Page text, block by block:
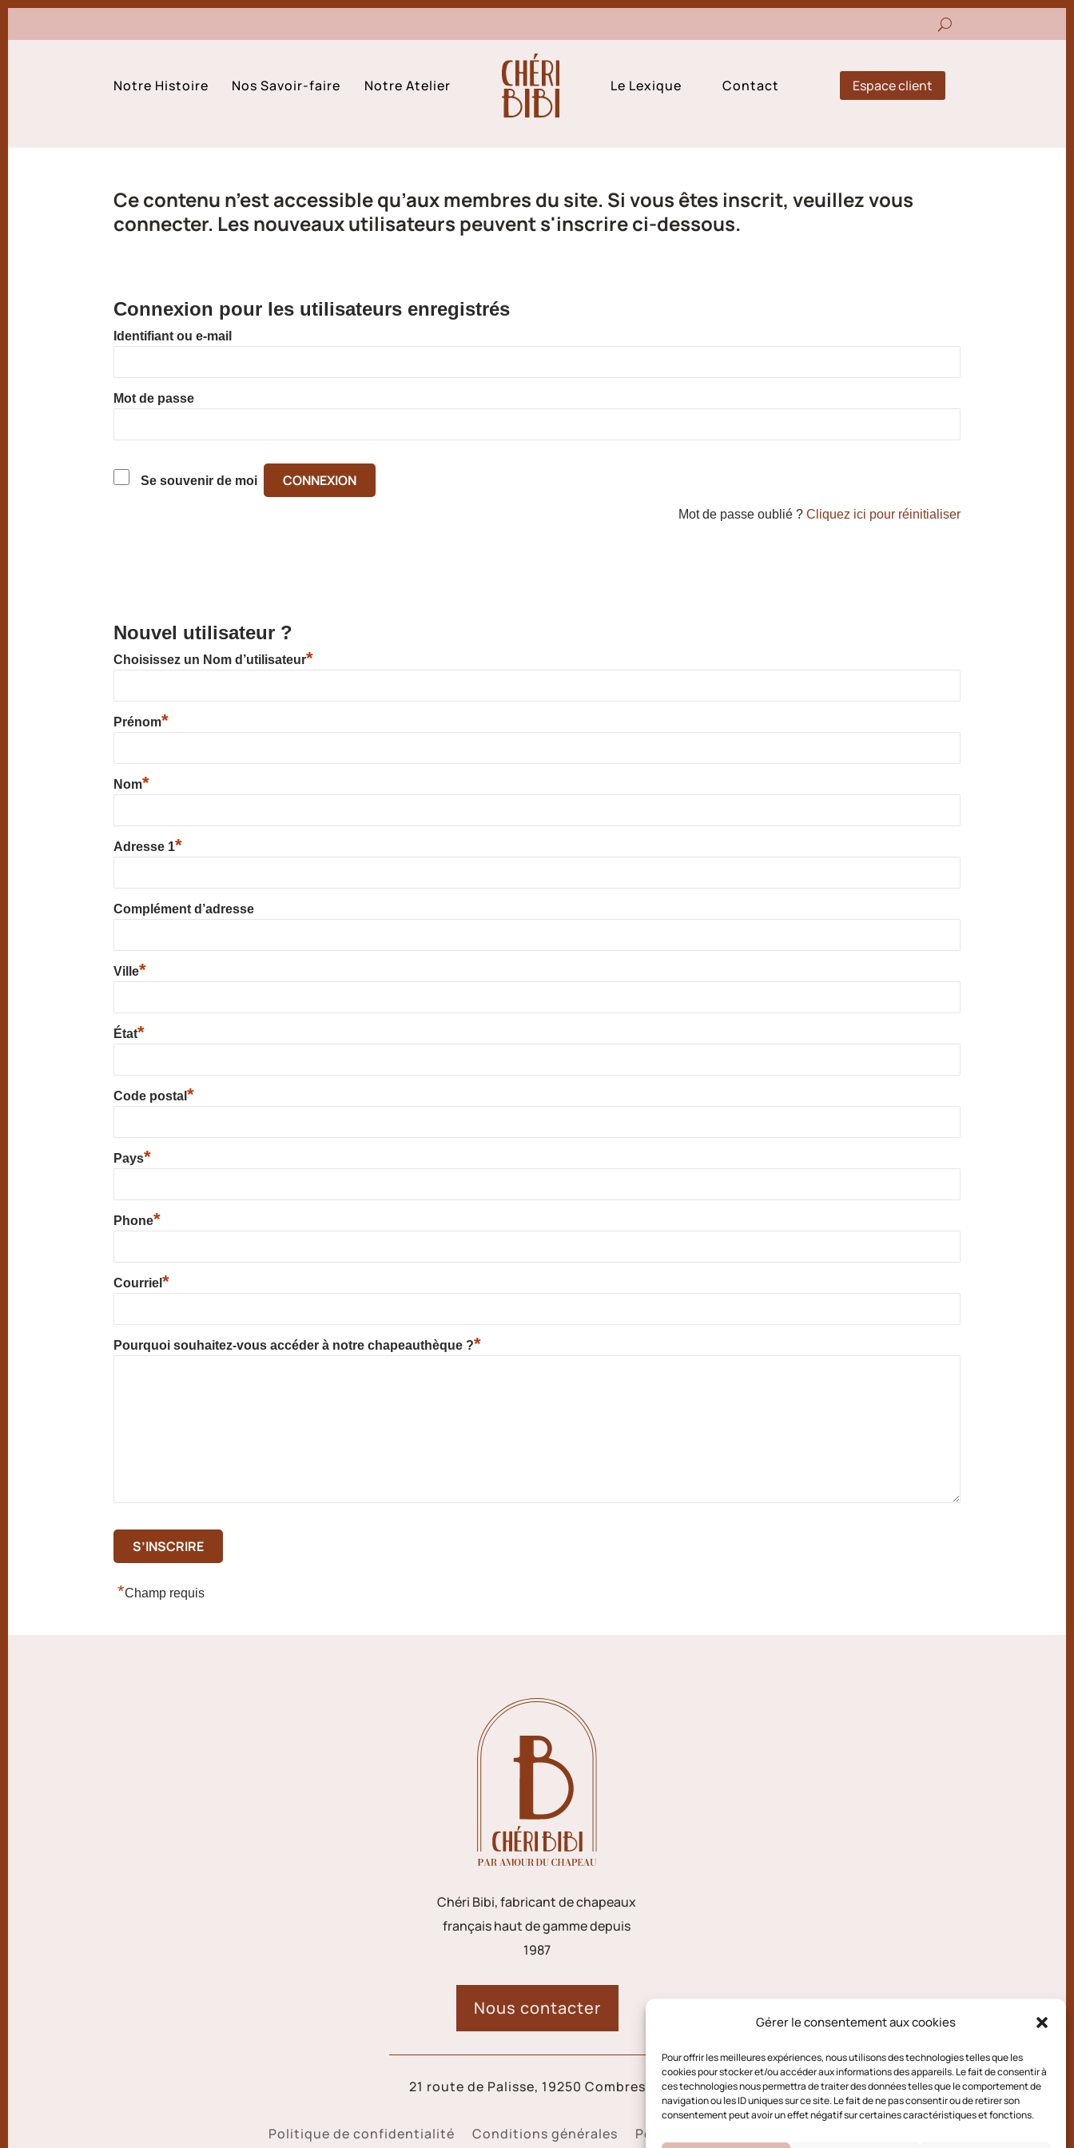
Gérer le consentement aux cookies
Pour offrir les meilleures expériences, nous utilisons des technologies telles que les
cookies pour stocker et/ou accéder aux informations des appareils. Le fait de consentir à
ces technologies nous permettra de traiter des données telles que le comportement de
navigation ou les ID uniques sur ce site. Le fait de ne pas consentir ou de retirer son
consentement peut avoir un effet négatif sur certaines caractéristiques et fonctions.
Notre Histoire Nos Savoir-faire Notre Atelier Le Lexique Contact Espace client
Ce contenu n’est accessible qu’aux membres du site. Si vous êtes inscrit, veuillez vous
connecter. Les nouveaux utilisateurs peuvent s'inscrire ci-dessous.
Connexion pour les utilisateurs enregistrés
Identifiant ou e-mail
Mot de passe
Se souvenir de moi
Mot de passe oublié ? Cliquez ici pour réinitialiser
Nouvel utilisateur ?
Choisissez un Nom d’utilisateur*
Prénom*
Nom*
Adresse 1*
Complément d’adresse
Ville*
État*
Code postal*
Pays*
Phone*
Courriel*
Pourquoi souhaitez-vous accéder à notre chapeauthèque ?*
*Champ requis
Chéri Bibi, fabricant de chapeaux
français haut de gamme depuis
1987
Nous contacter
21 route de Palisse, 19250 Combressol
Politique de confidentialité Conditions générales Politique de cookies (UE)